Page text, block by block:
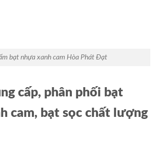
bạt nhựa xanh cam Hòa Phát Đạt
cấp, phân phối bạt
cam, bạt sọc chất lượng